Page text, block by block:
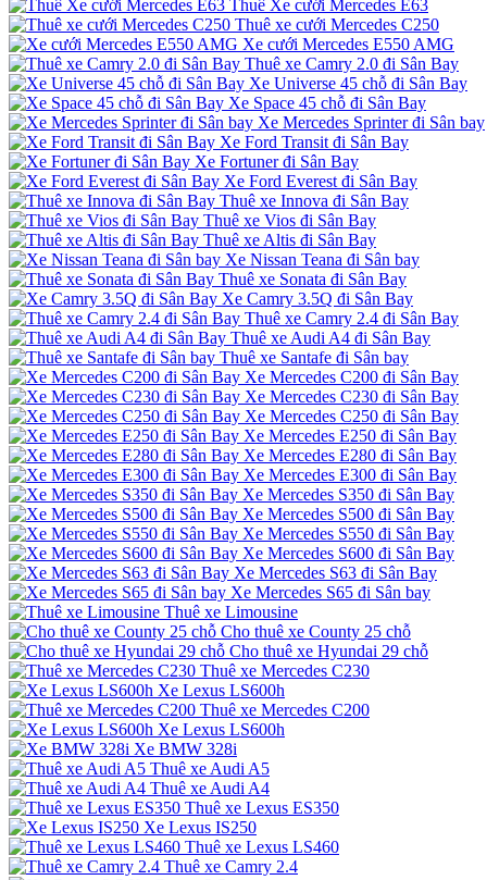
Thuê Xe cưới Mercedes E63
Thuê xe cưới Mercedes C250
Xe cưới Mercedes E550 AMG
Thuê xe Camry 2.0 đi Sân Bay
Xe Universe 45 chỗ đi Sân Bay
Xe Space 45 chỗ đi Sân Bay
Xe Mercedes Sprinter đi Sân bay
Xe Ford Transit đi Sân Bay
Xe Fortuner đi Sân Bay
Xe Ford Everest đi Sân Bay
Thuê xe Innova đi Sân Bay
Thuê xe Vios đi Sân Bay
Thuê xe Altis đi Sân Bay
Xe Nissan Teana đi Sân bay
Thuê xe Sonata đi Sân Bay
Xe Camry 3.5Q đi Sân Bay
Thuê xe Camry 2.4 đi Sân Bay
Thuê xe Audi A4 đi Sân Bay
Thuê xe Santafe đi Sân bay
Xe Mercedes C200 đi Sân Bay
Xe Mercedes C230 đi Sân Bay
Xe Mercedes C250 đi Sân Bay
Xe Mercedes E250 đi Sân Bay
Xe Mercedes E280 đi Sân Bay
Xe Mercedes E300 đi Sân Bay
Xe Mercedes S350 đi Sân Bay
Xe Mercedes S500 đi Sân Bay
Xe Mercedes S550 đi Sân Bay
Xe Mercedes S600 đi Sân Bay
Xe Mercedes S63 đi Sân Bay
Xe Mercedes S65 đi Sân bay
Thuê xe Limousine
Cho thuê xe County 25 chỗ
Cho thuê xe Hyundai 29 chỗ
Thuê xe Mercedes C230
Xe Lexus LS600h
Thuê xe Mercedes C200
Xe Lexus LS600h
Xe BMW 328i
Thuê xe Audi A5
Thuê xe Audi A4
Thuê xe Lexus ES350
Xe Lexus IS250
Thuê xe Lexus LS460
Thuê xe Camry 2.4